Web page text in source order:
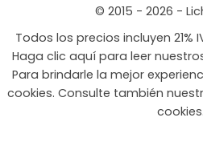
© 2015 - 2026 -
Todos los precios incluyen 21%
Haga clic aquí para leer
Para brindarle la mejor
cookies. Consulte también
cookies.